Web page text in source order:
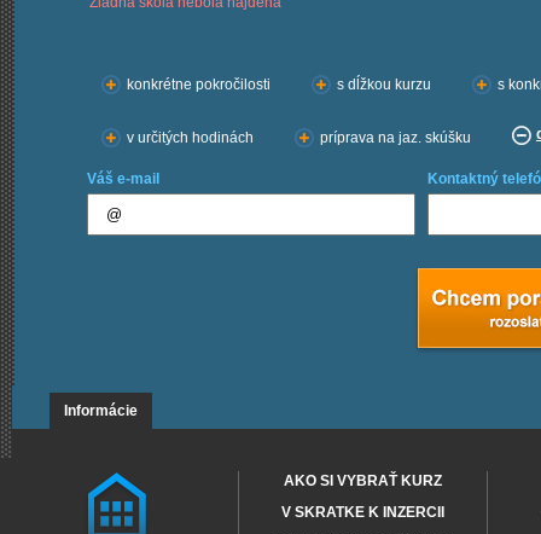
konkrétne pokročilosti
s dĺžkou kurzu s
v určitých hodinách príprava na jaz. skúšku
Váš e-mail Kontaktný
Informácie
AKO SI VYBRAŤ KURZ
V SKRATKE K INZERCII